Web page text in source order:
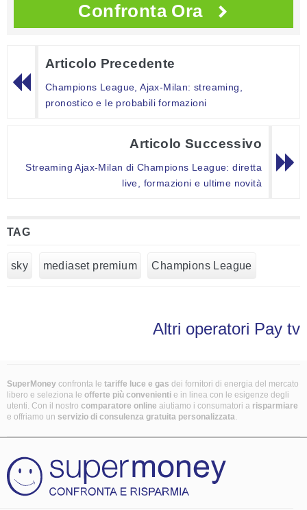
Confronta Ora
Articolo Precedente
Champions League, Ajax-Milan: streaming,
pronostico e le probabili formazioni
Articolo Successivo
Streaming Ajax-Milan di Champions League: diretta
live, formazioni e ultime novità
TAG
sky mediaset premium Champions League
Altri operatori Pay tv
SuperMoney confronta le tariffe luce e gas dei fornitori di energia del mercato
libero e seleziona le offerte più convenienti e in linea con le esigenze degli
utenti. Con il nostro comparatore online aiutiamo i consumatori a risparmiare
e offriamo un servizio di consulenza gratuita personalizzata.